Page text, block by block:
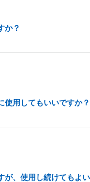
か？
使用してもいいですか？
が、使用し続けてもよ